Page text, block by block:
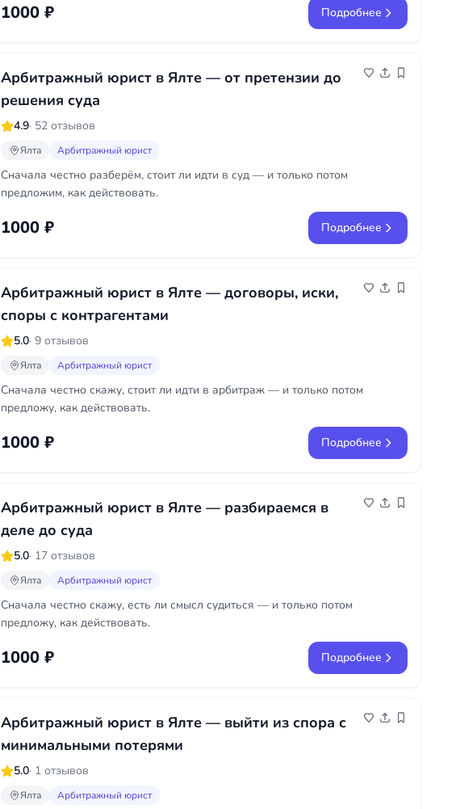
1000 ₽ Подробнее
Арбитражный юрист в Ялте — от претензии до
решения суда
4.9· 52 отзывов
Ялта Арбитражный юрист
Сначала честно разберём, стоит ли идти в суд — и только потом
предложим, как действовать.
1000 ₽ Подробнее
Арбитражный юрист в Ялте — договоры, иски,
споры с контрагентами
5.0· 9 отзывов
Ялта Арбитражный юрист
Сначала честно скажу, стоит ли идти в арбитраж — и только потом
предложу, как действовать.
1000 ₽ Подробнее
Арбитражный юрист в Ялте — разбираемся в
деле до суда
5.0· 17 отзывов
Ялта Арбитражный юрист
Сначала честно скажу, есть ли смысл судиться — и только потом
предложу, как действовать.
1000 ₽ Подробнее
Арбитражный юрист в Ялте — выйти из спора с
минимальными потерями
5.0· 1 отзывов
Ялта Арбитражный юрист